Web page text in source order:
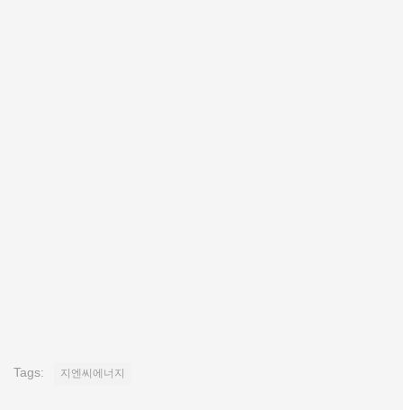
Tags: 지엔씨에너지